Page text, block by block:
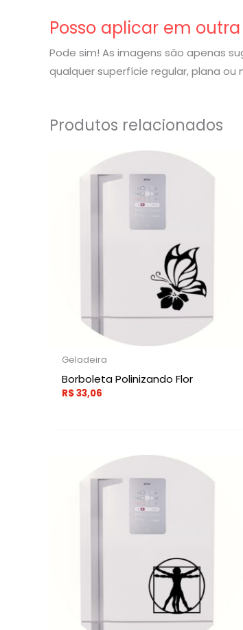
Posso aplicar em
Pode sim! As imagens são apenas
qualquer superfície regular, plana ou
Produtos relacionados
Geladeira
Borboleta Polinizando Flor
R$33,06